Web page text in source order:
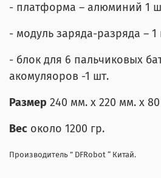
- платформа – алюминий 1
- модуль заряда-разряда – 1
- блок для 6 пальчиковых
акомуляоров -1 шт.
Размер 240 мм. х 220 мм. х
Вес около 1200 гр.
Производитель ” DFRobot “ Китай.